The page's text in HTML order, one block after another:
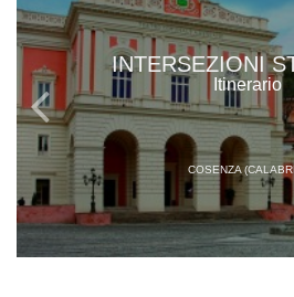
INTERSEZIONI
Itinerario
COSENZA